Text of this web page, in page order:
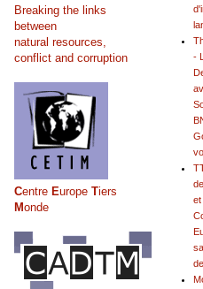
-
et
Breaking the links
between
natural resources,
conflict and corruption
Centre Europe Tiers
Monde